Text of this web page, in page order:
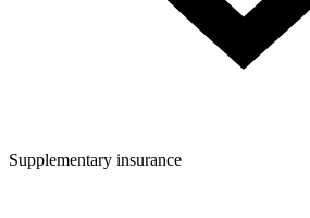
Supplementary insurance